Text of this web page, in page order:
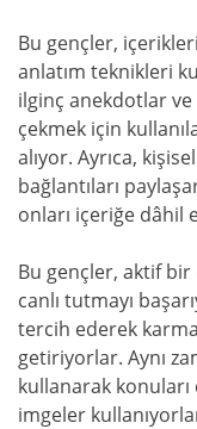
Bu gençler,
anlatım teknikleri
ilginç anekdotlar
çekmek için
alıyor. Ayrıca,
bağlantıları
onları içeriğe dâhil
Bu gençler, aktif
canlı tutmayı
tercih ederek
getiriyorlar. Aynı
kullanarak konuları
imgeler